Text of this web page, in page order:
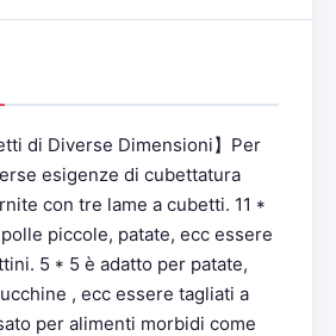
di Diverse Dimensioni】Per
esigenze di cubettatura
con tre lame a cubetti. 11 *
piccole, patate, ecc essere
5 * 5 è adatto per patate,
, ecc essere tagliati a
per alimenti morbidi come